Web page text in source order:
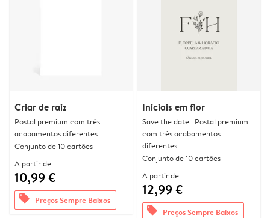
Criar de raiz
Postal premium com três
acabamentos diferentes
Conjunto de 10 cartões
A partir de
10,99 €
offers Preços Sempre Baixos
Iniciais em flor
Save the date | Postal premium
com três acabamentos
diferentes
Conjunto de 10 cartões
A partir de
12,99 €
offers Preços Sempre Baixos